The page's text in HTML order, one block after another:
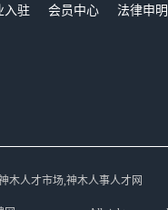
入驻 会员中心
法律申明
木人才市场,神木人事人才网